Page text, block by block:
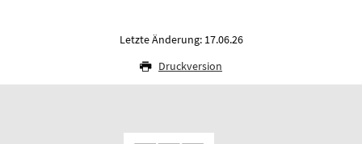
Letzte Änderung: 17.06.26
Druckversion